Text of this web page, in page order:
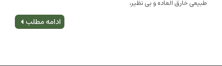
العاده و بی نظیر،